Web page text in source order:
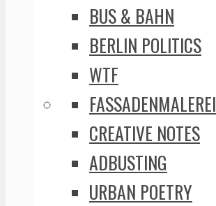
BUS & BAHN
BERLIN POLITICS
WTF
FASSADENMALEREI
CREATIVE NOTES
ADBUSTING
URBAN POETRY